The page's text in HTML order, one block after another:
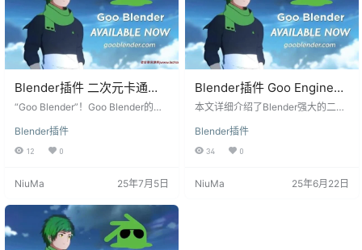
Blender插件 二次元卡通漫
画渲染引擎 Goo Engine
“Goo Blender”！Goo Blender的代
面提供了预编译版本，方便用户轻
松下载使用。 主要特性： 二次元卡
通漫画渲染引擎： Goo Engine V4.
风格渲染，让您的场景和模型呈现
定制NPR分支： Goo Blender是Ble
nder的非真实感渲染（NPR）分…
Blender插件
12 0
NiuMa 25年7月5日
Blender插件 Goo Engine
V3.6.02专业三渲二次元卡通
本文详细介绍了Blender强大的二次
方法、主要功能及运用教程,让您快
速掌握卡通渲染的技巧,打造动漫风
格作品。 Blender插件 Goo Engine
nder开发的二次元卡通非真实感渲
Blender插件
34 0
NiuMa 25年6月22日